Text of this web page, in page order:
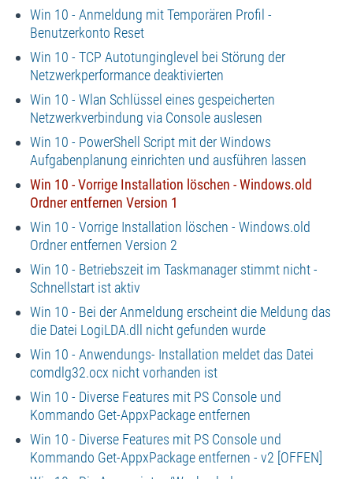
Win 10 - Anmeldung mit Temporären Profil -
Benutzerkonto Reset
Win 10 - TCP Autotunginglevel bei Störung der
Netzwerkperformance deaktivierten
Win 10 - Wlan Schlüssel eines gespeicherten
Netzwerkverbindung via Console auslesen
Win 10 - PowerShell Script mit der Windows
Aufgabenplanung einrichten und ausführen lassen
Win 10 - Vorrige Installation löschen - Windows.old
Ordner entfernen Version 1
Win 10 - Vorrige Installation löschen - Windows.old
Ordner entfernen Version 2
Win 10 - Betriebszeit im Taskmanager stimmt nicht -
Schnellstart ist aktiv
Win 10 - Bei der Anmeldung erscheint die Meldung das
die Datei LogiLDA.dll nicht gefunden wurde
Win 10 - Anwendungs- Installation meldet das Datei
comdlg32.ocx nicht vorhanden ist
Win 10 - Diverse Features mit PS Console und
Kommando Get-AppxPackage entfernen
Win 10 - Diverse Features mit PS Console und
Kommando Get-AppxPackage entfernen - v2 [OFFEN]